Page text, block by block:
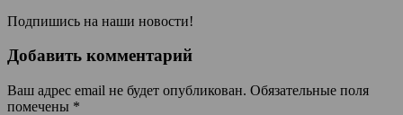
Подпишись на наши новости!
Добавить комментарий
Ваш адрес email не будет опубликован. Обязательные поля
помечены *